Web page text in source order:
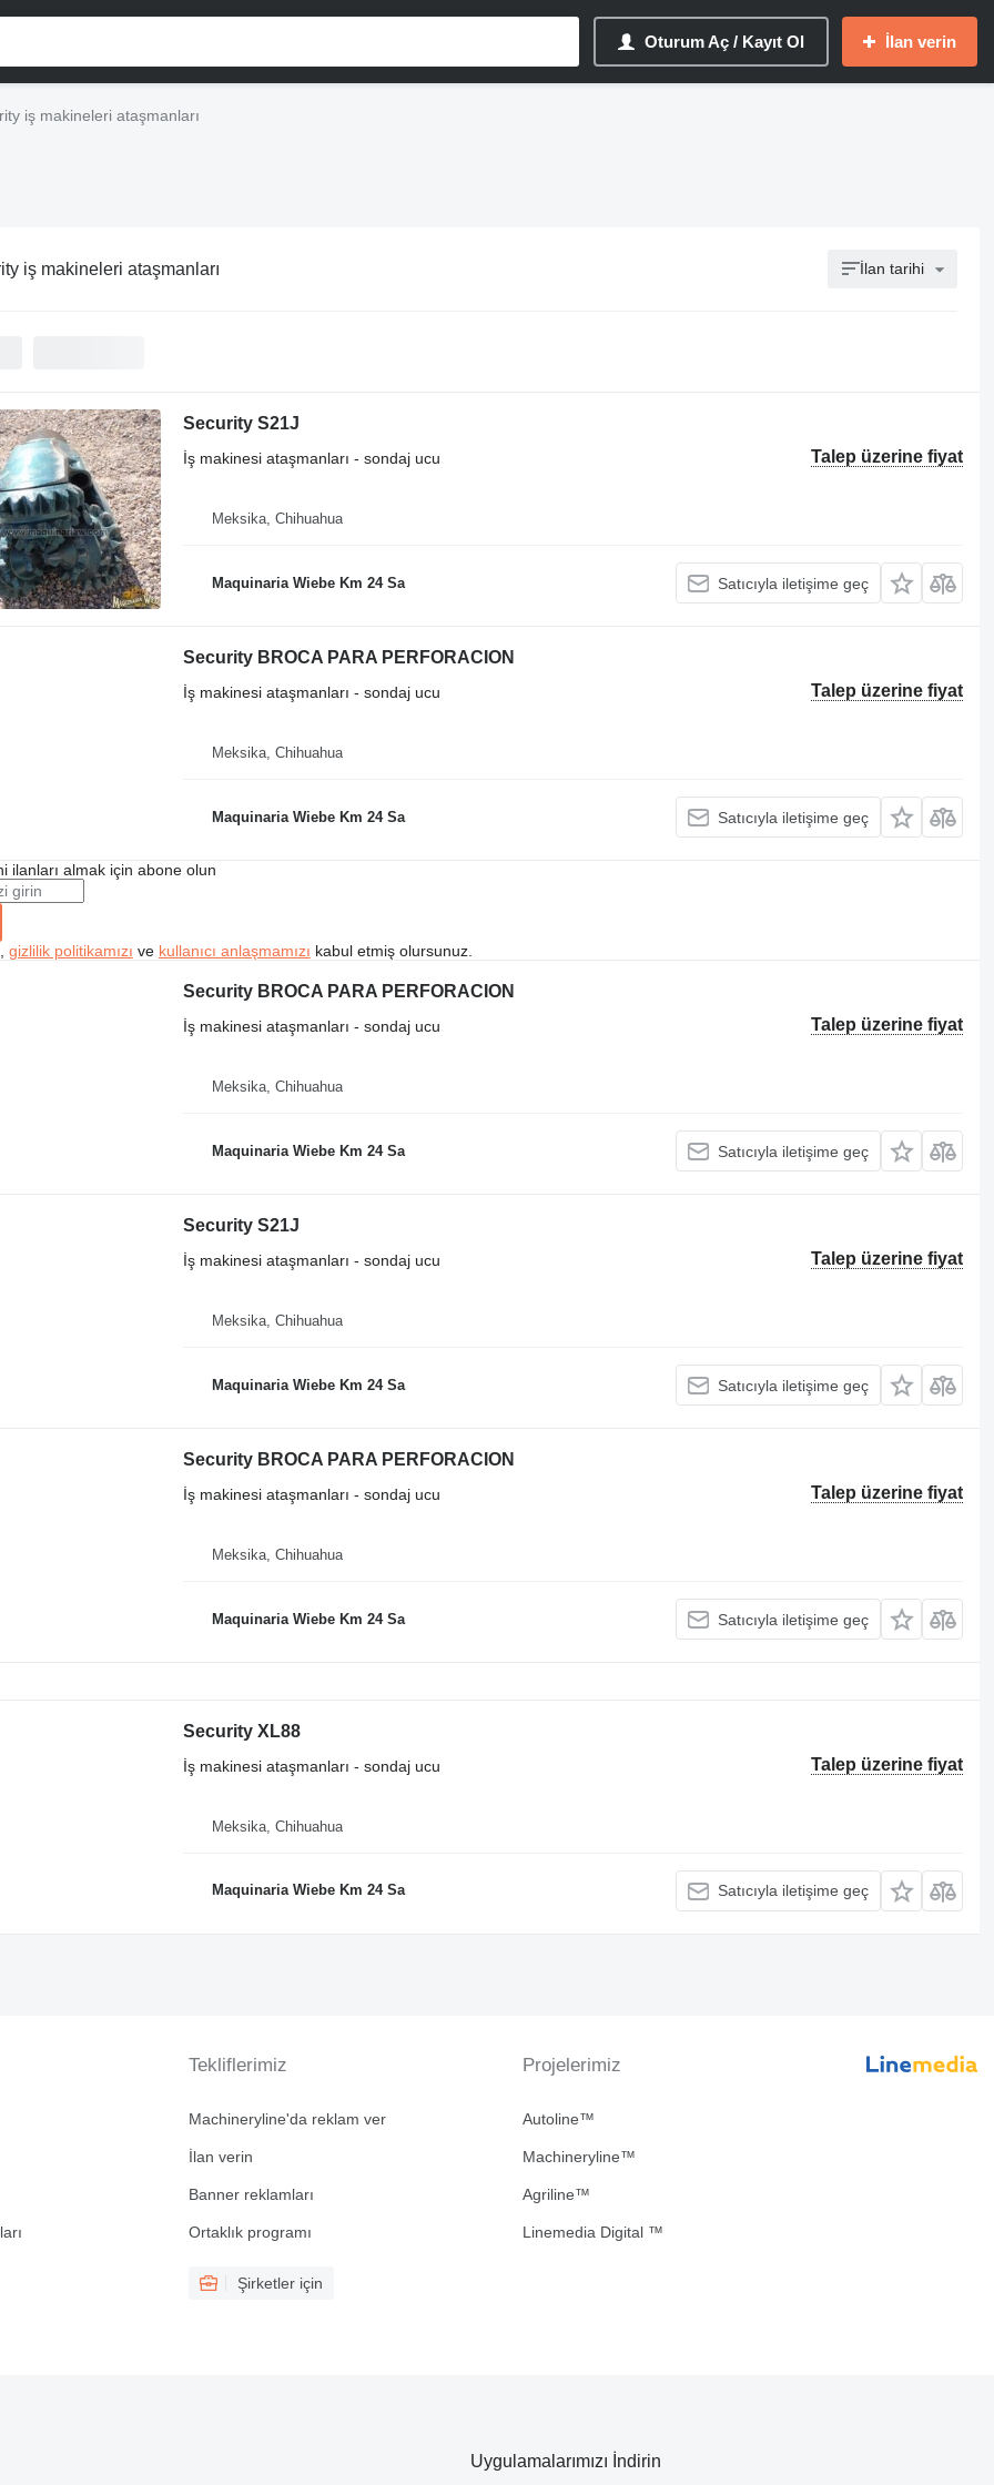
Oturum Aç / Kayıt Ol İlan verin
iş makineleri ataşmanları
iş makineleri ataşmanları İlan tarihi
Security S21J
Talep üzerine fiyat
İş makinesi ataşmanları - sondaj ucu
Meksika, Chihuahua
Maquinaria Wiebe Km 24 Sa Satıcıyla iletişime geç
Security BROCA PARA PERFORACION
Talep üzerine fiyat
İş makinesi ataşmanları - sondaj ucu
Meksika, Chihuahua
Maquinaria Wiebe Km 24 Sa Satıcıyla iletişime geç
ilanları almak için abone olun
gizlilik politikamızı ve kullanıcı anlaşmamızı kabul etmiş olursunuz.
Security BROCA PARA PERFORACION
Talep üzerine fiyat
İş makinesi ataşmanları - sondaj ucu
Meksika, Chihuahua
Maquinaria Wiebe Km 24 Sa Satıcıyla iletişime geç
Security S21J
Talep üzerine fiyat
İş makinesi ataşmanları - sondaj ucu
Meksika, Chihuahua
Maquinaria Wiebe Km 24 Sa Satıcıyla iletişime geç
Security BROCA PARA PERFORACION
Talep üzerine fiyat
İş makinesi ataşmanları - sondaj ucu
Meksika, Chihuahua
Maquinaria Wiebe Km 24 Sa Satıcıyla iletişime geç
Security XL88
Talep üzerine fiyat
İş makinesi ataşmanları - sondaj ucu
Meksika, Chihuahua
Maquinaria Wiebe Km 24 Sa Satıcıyla iletişime geç
Tekliflerimiz
Machineryline'da reklam ver
İlan verin
Banner reklamları
Ortaklık programı
Şirketler için
Projelerimiz
Autoline™
Machineryline™
Agriline™
Linemedia Digital ™
Uygulamalarımızı İndirin